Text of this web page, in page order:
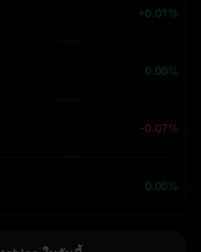
+0.01%
0.00%
-0.07%
0.00%